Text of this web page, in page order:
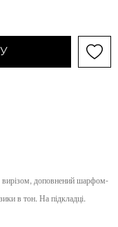
вирізом, доповнений шарфом-
в тон. На підкладці.